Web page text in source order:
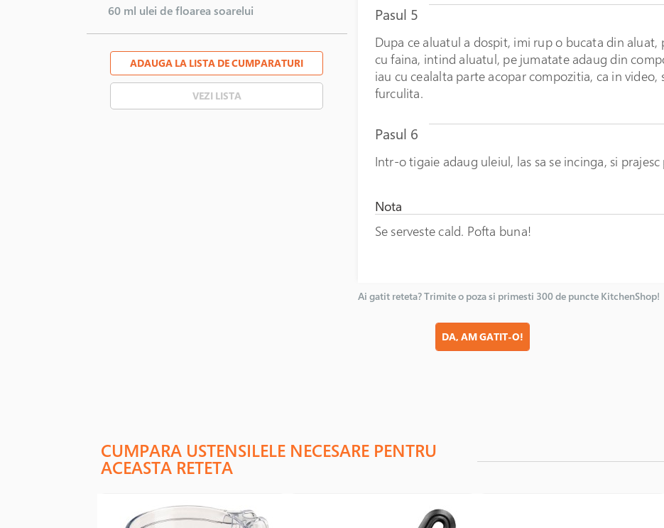
60 ml ulei de floarea soarelui
ADAUGA LA LISTA DE CUMPARATURI
VEZI LISTA
Pasul 5
Dupa ce aluatul a dospit, imi rup o bucata din
cu faina, intind aluatul, pe jumatate adaug din
iau cu cealalta parte acopar compozitia, ca in video,
furculita.
Pasul 6
Intr-o tigaie adaug uleiul, las sa se incinga, si
Nota
Se serveste cald. Pofta buna!
Ai gatit reteta? Trimite o poza si primesti 300 de puncte KitchenShop!
DA, AM GATIT-O!
CUMPARA USTENSILELE NECESARE PENTRU
ACEASTA RETETA